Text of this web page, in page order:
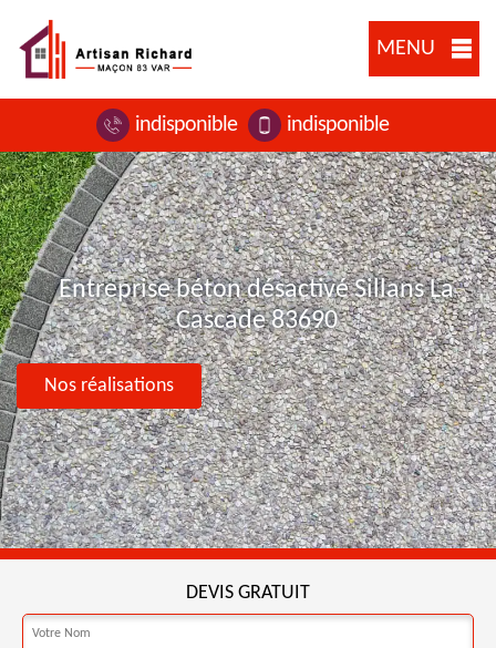
MENU
indisponible indisponible
Entreprise béton désactivé Sillans La
Cascade 83690
Nos réalisations
DEVIS GRATUIT